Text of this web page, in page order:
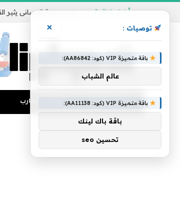
أخبار شائعة
تجارب المال منوعات التجارب
توصيات : ×
باقة متميزة VIP (كود: AA86842):
عالم الشباب
باقة متميزة VIP (كود: AA11138):
باقة باك لينك
تحسين seo